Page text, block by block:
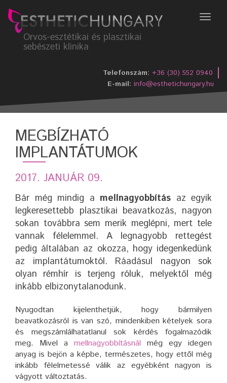
Menü
Orvos-esztétikai és plasztikai
sebészeti klinika
Telefonszám: +36 (30) 552 0940
E-mail: info@esthetichungary.hu
MEGBÍZHATÓ
IMPLANTÁTUMOK
2017. JANUÁR 09.
Bár még mindig a mellnagyobbítás az egyik
legkeresettebb plasztikai beavatkozás, nagyon
sokan továbbra sem merik meglépni, mert tele
vannak félelemmel. A legnagyobb rettegést
pedig általában az okozza, hogy idegenkedünk
az implantátumoktól. Ráadásul nagyon sok
olyan rémhír is terjeng róluk, melyektől még
inkább elbizonytalanodunk.
Nyugodtan kijelenthetjük, hogy bármilyen
beavatkozásról is van szó, mindenkiben kételyek sora
és megszámlálhatatlanul sok kérdés fogalmazódik
meg. Mivel a mellnagyobbításnál még egy idegen
anyag is bejön a képbe, természetes, hogy ettől még
inkább félelmetessé válik az egyébként nagyon is
vágyott változtatás.